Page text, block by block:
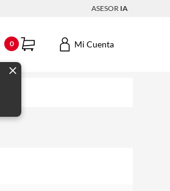
ASESOR IA
0 Mi Cuenta